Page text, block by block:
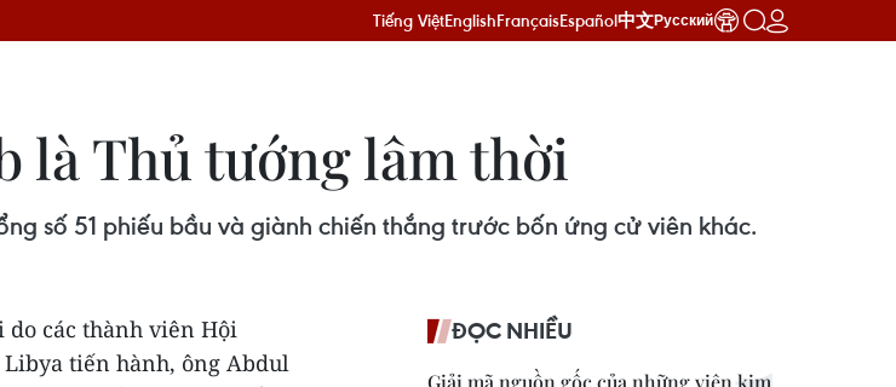
Tiếng ViệtEnglishFrançaisEspañol中文Русский
là Thủ tướng lâm thời
số 51 phiếu bầu và giành chiến thắng trước bốn ứng cử viên khác.
do các thành viên Hội
Libya tiến hành, ông Abdul
ĐỌC NHIỀU
Giải mã nguồn gốc của những viên kim